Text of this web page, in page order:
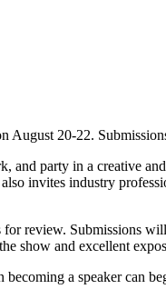
August 20-22.
and party in a creative
invites industry
review. Submissions
show and excellent
a speaker can